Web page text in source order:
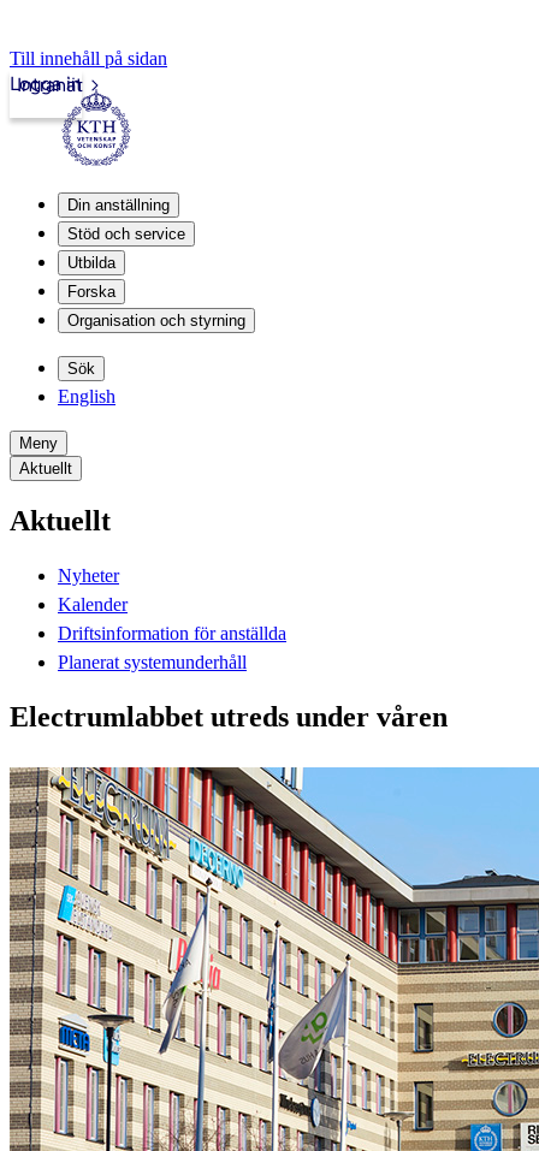
Till innehåll på sidan
Intranät
Logga in
Din anställning
Stöd och service
Utbilda
Forska
Organisation och styrning
Sök
English
Meny
Aktuellt
Aktuellt
Nyheter
Kalender
Driftsinformation för anställda
Planerat systemunderhåll
Electrumlabbet utreds under våren